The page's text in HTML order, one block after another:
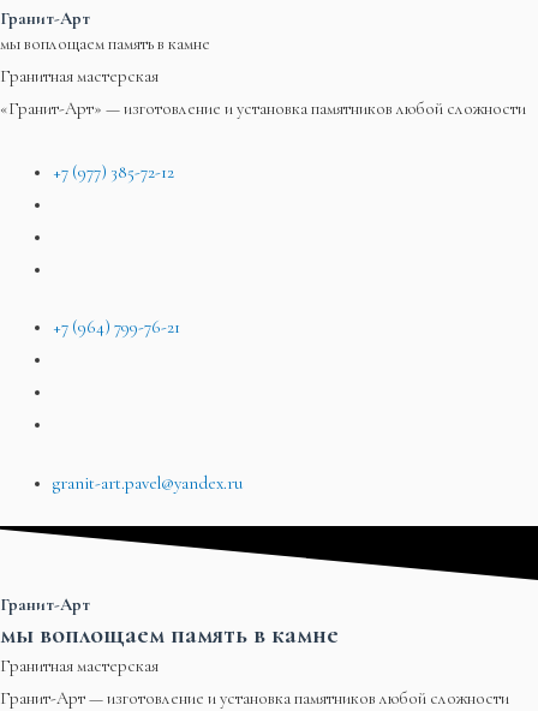
Гранит-Арт
мы воплощаем память в камне
Гранитная мастерская
«Гранит-Арт» — изготовление и установка памятников любой сложности
+7 (977) 385-72-12
+7 (964) 799-76-21
granit-art.pavel@yandex.ru
Гранит-Арт
мы воплощаем память в камне
Гранитная мастерская
Гранит-Арт — изготовление и установка памятников любой сложности